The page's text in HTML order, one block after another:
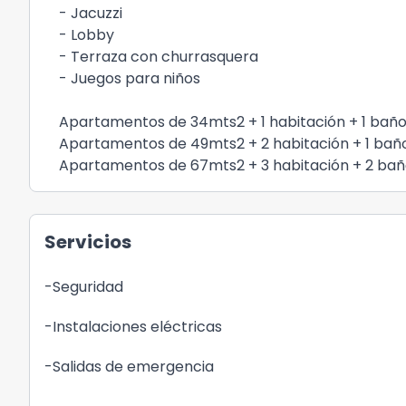
- Jacuzzi
- Lobby
- Terraza con churrasquera
- Juegos para niños
Apartamentos de 34mts2 + 1 habitación + 1 baño
Apartamentos de 49mts2 + 2 habitación + 1
Apartamentos de 67mts2 + 3 habitación + 2
Servicios
-Seguridad
-Instalaciones eléctricas
-Salidas de emergencia